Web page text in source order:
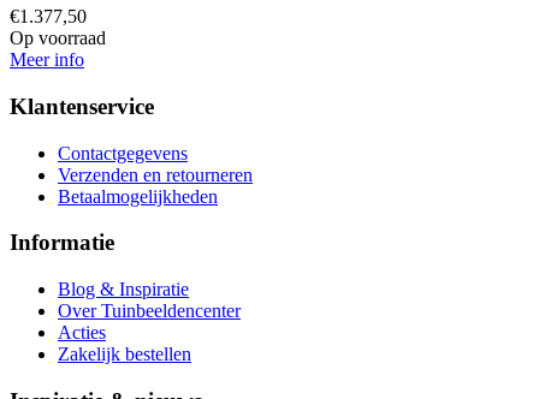
€1.377,50
Op voorraad
Meer info
Klantenservice
Contactgegevens
Verzenden en retourneren
Betaalmogelijkheden
Informatie
Blog & Inspiratie
Over Tuinbeeldencenter
Acties
Zakelijk bestellen